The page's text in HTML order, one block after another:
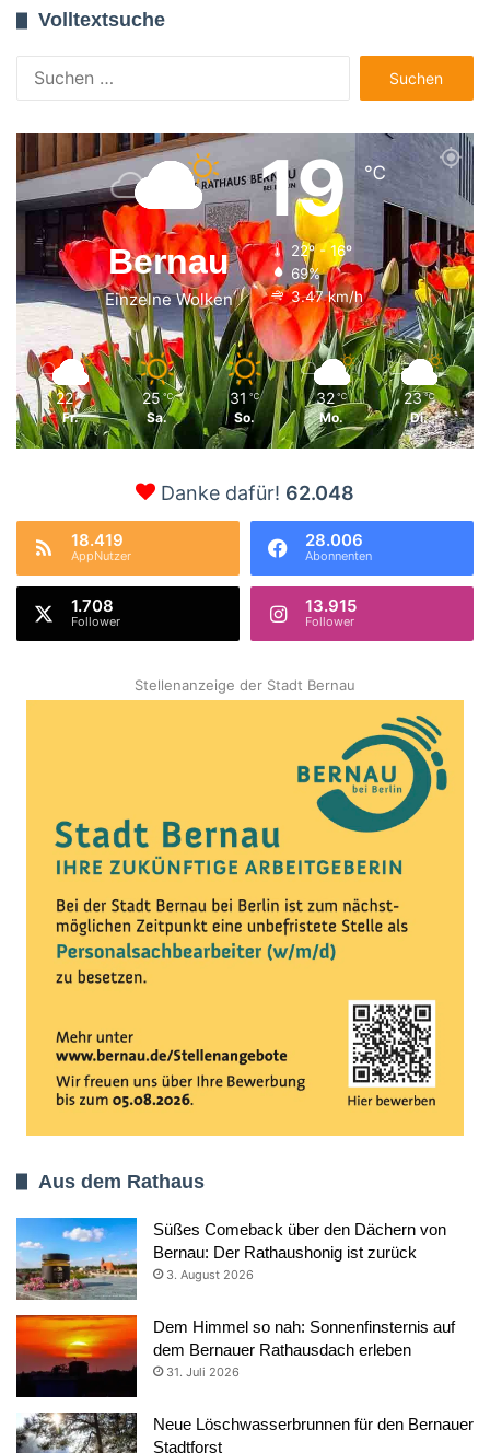
Volltextsuche
nach:
Bernau
Einzelne Wolken
19℃
22º - 16º
69%
3.47 km/h
22 ℃
Fr.
25 ℃
Sa.
31 ℃
So.
32 ℃
Mo.
23 ℃
Di.
Danke dafür! 62.048
18.419
AppNutzer
28.006
Abonnenten
1.708
Follower
13.915
Follower
Stellenanzeige der Stadt Bernau
Aus dem Rathaus
Süßes Comeback über den Dächern von
Bernau: Der Rathaushonig ist zurück
3. August 2026
Dem Himmel so nah: Sonnenfinsternis auf
dem Bernauer Rathausdach erleben
31. Juli 2026
Neue Löschwasserbrunnen für den Bernauer
Stadtforst